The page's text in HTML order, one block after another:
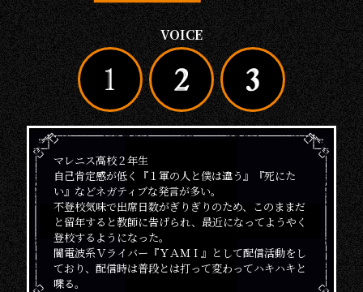
VOICE
マレニス高校２年生
自己肯定感が低く『１軍の人と僕は違う』『死にた
い』などネガティブな発言が多い。
不登校気味で出席日数がぎりぎりのため、このままだ
と留年すると教師に告げられ、最近になってようやく
登校するようになった。
闇電波系Ｖライバー『ＹＡＭＩ』として配信活動をし
ており、配信時は普段とは打って変わってハキハキと
喋る。